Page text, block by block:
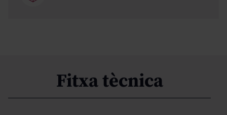
Fitxa tècnica